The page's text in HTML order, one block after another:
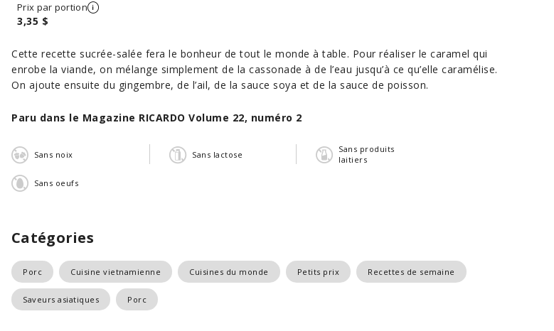
Prix par portion
3,35 $
Cette recette sucrée-salée fera le bonheur de tout le monde à table. Pour réaliser le caramel qui
enrobe la viande, on mélange simplement de la cassonade à de l’eau jusqu’à ce qu’elle caramélise.
On ajoute ensuite du gingembre, de l’ail, de la sauce soya et de la sauce de poisson.
Paru dans le Magazine RICARDO Volume 22, numéro 2
Sans noix Sans lactose
Sans produits
laitiers
Sans oeufs
Catégories
Porc Cuisine vietnamienne Cuisines du monde Petits prix Recettes de semaine
Saveurs asiatiques Porc